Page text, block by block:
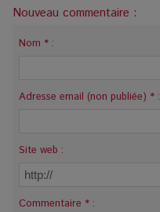
Nouveau commentaire :
Nom * :
Adresse email (non publiée) * :
Site web :
Commentaire * :